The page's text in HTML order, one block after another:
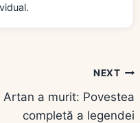
NEXT
Artan a murit: Povestea
completă a legendei